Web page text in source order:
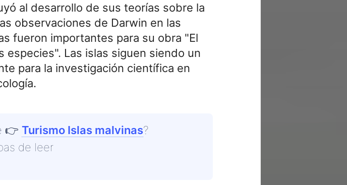
al desarrollo de sus teorías sobre la
observaciones de Darwin en las
fueron importantes para su obra "El
especies". Las islas siguen siendo un
para la investigación científica en
👉 Turismo Islas malvinas?
de leer